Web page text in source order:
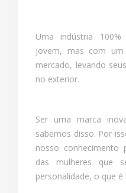
Uma indústria 100%
jovem, mas com
mercado, levando
no exterior.
Ser uma marca
sabemos disso. Por
nosso conhecimento
das mulheres que
personalidade, o que é